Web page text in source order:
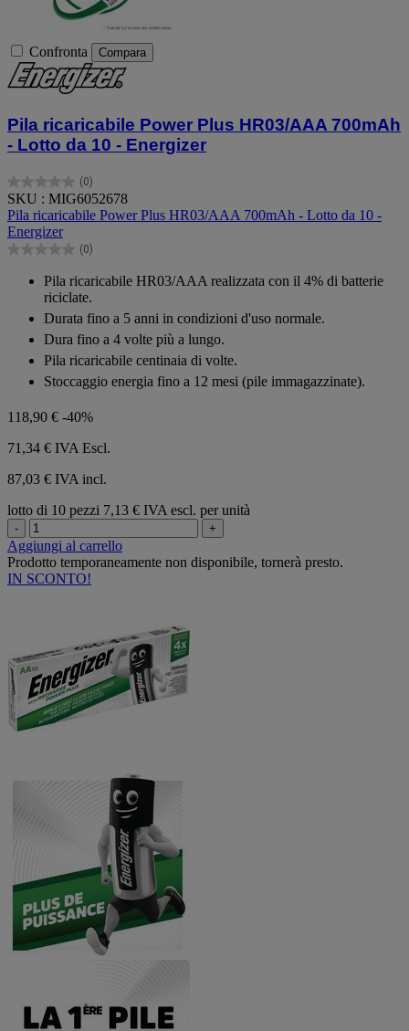
Confronta Compara
Pila ricaricabile Power Plus HR03/AAA 700mAh
- Lotto da 10 - Energizer
(0)
0.0
su
5
stelle.
SKU : MIG6052678
Pila ricaricabile Power Plus HR03/AAA 700mAh - Lotto da 10 -
Energizer
(0)
0.0
Pila ricaricabile HR03/AAA realizzata con il 4% di batterie
riciclate.
Durata fino a 5 anni in condizioni d'uso normale.
Dura fino a 4 volte più a lungo.
Pila ricaricabile centinaia di volte.
Stoccaggio energia fino a 12 mesi (pile immagazzinate).
118,90 € -40%
71,34 € IVA Escl.
87,03 € IVA incl.
lotto di 10 pezzi 7,13 € IVA escl. per unità
- +
Aggiungi al carrello
Prodotto temporaneamente non disponibile, tornerà presto.
IN SCONTO!